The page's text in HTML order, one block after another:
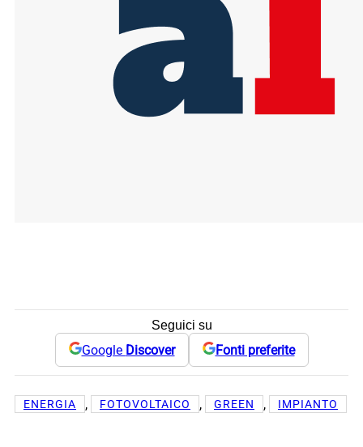
Seguici su
Google Discover Fonti preferite
ENERGIA , FOTOVOLTAICO , GREEN , IMPIANTO